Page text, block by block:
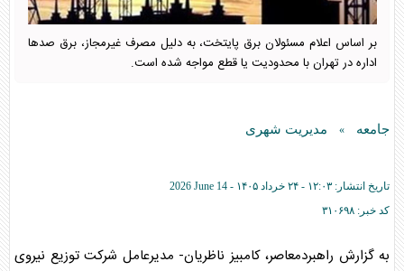
بر اساس اعلام مسئولان برق پایتخت، به دلیل مصرف غیرمجاز، برق صدها
اداره در تهران با محدودیت یا قطع مواجه شده است.
جامعه » مدیریت شهری
تاریخ انتشار: ۱۲:۰۳ - ۲۴ خرداد ۱۴۰۵ -
2026 June 14
کد خبر: ۳۱۰۶۹۸
به گزارش راهبردمعاصر، کامبیز ناظریان- مدیرعامل شرکت توزیع نیروی